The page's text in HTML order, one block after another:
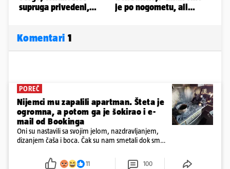
Komentari 1
POREČ
Nijemci mu zapalili apartman. Šteta je
ogromna, a potom ga je šokirao i e-
mail od Bookinga
Oni su nastavili sa svojim jelom, nazdravljanjem,
dizanjem čaša i boca. Čak su nam smetali dok smo
požar, rekao je vlasnik
11 100